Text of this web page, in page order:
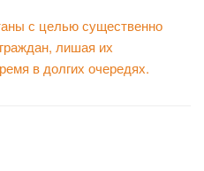
с целью существенно
лишая их
в долгих очередях.